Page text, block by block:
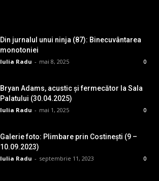
Din jurnalul unui ninja (87): Binecuvântarea
monotoniei
Iulia Radu - mai 8, 2025 0
Bryan Adams, acustic și fermecător la Sala
Palatului (30.04.2025)
Iulia Radu - mai 1, 2025 0
Galerie foto: Plimbare prin Costinești (9 –
10.09.2023)
Iulia Radu - septembrie 11, 2023 0